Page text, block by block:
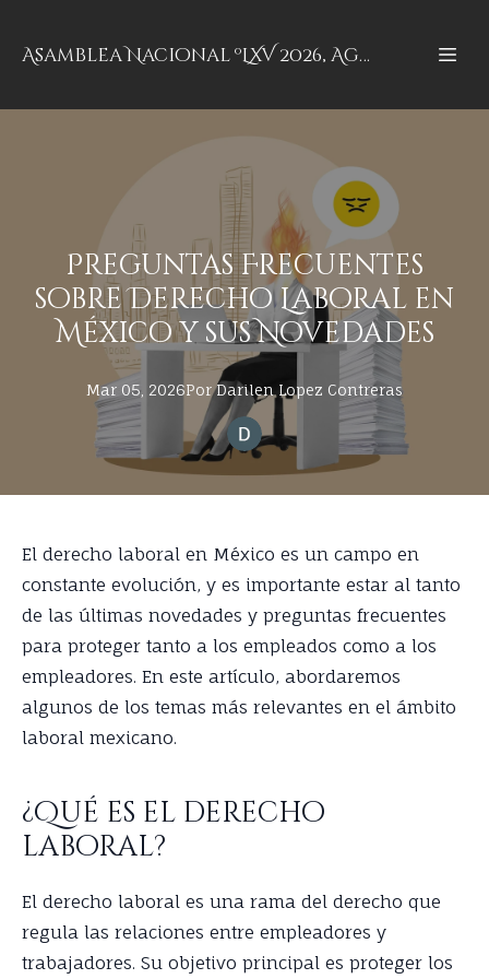
Asamblea Nacional ºLXV 2026, Aguascalientes, Aguascalientes
Preguntas Frecuentes
sobre Derecho Laboral en
México y sus Novedades
Mar 05, 2026Por Darilen Lopez Contreras
El derecho laboral en México es un campo en
constante evolución, y es importante estar al tanto
de las últimas novedades y preguntas frecuentes
para proteger tanto a los empleados como a los
empleadores. En este artículo, abordaremos
algunos de los temas más relevantes en el ámbito
laboral mexicano.
¿Qué es el derecho
laboral?
El derecho laboral es una rama del derecho que
regula las relaciones entre empleadores y
trabajadores. Su objetivo principal es proteger los